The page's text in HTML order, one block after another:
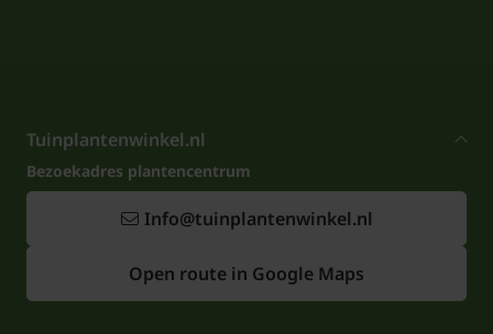
Tuinplantenwinkel.nl
Bezoekadres plantencentrum
Info@tuinplantenwinkel.nl
Open route in Google Maps